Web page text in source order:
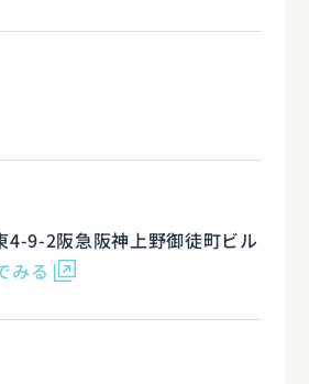
4-9-2阪急阪神上野御徒町ビル
みる